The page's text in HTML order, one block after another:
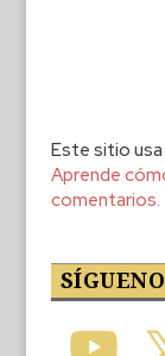
Este sitio usa
Aprende
comentarios.